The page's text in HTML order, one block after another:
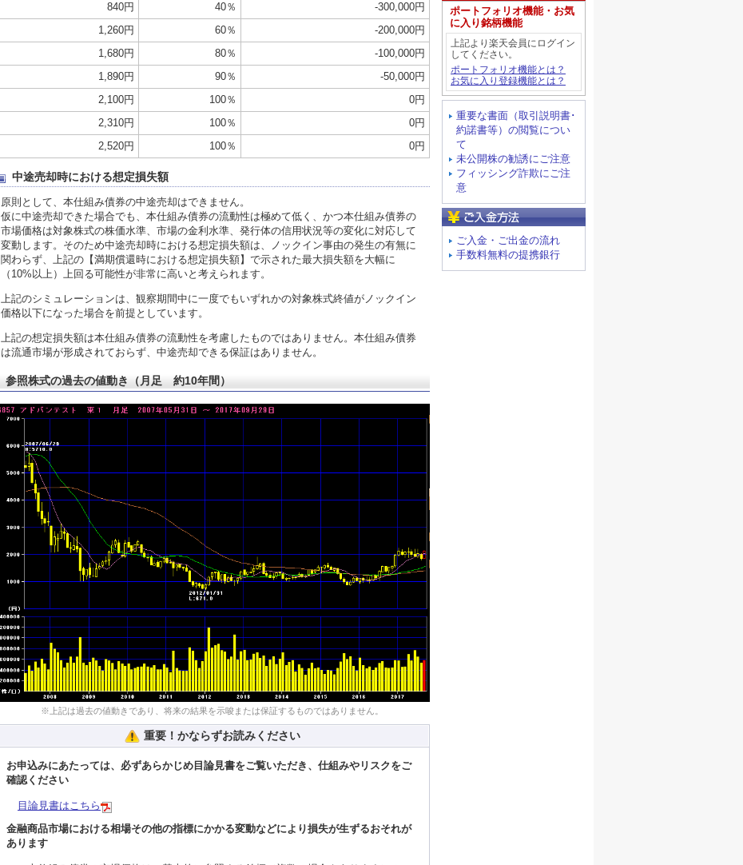
840円
40％
-300,000円
1,260円
60％
-200,000円
1,680円
80％
-100,000円
1,890円
90％
-50,000円
2,100円
100％
0円
2,310円
100％
0円
2,520円
100％ 0円
中途売却時における想定損失額
原則として、本仕組み債券の中途売却はできません。
仮に中途売却できた場合でも、本仕組み債券の流動性は極めて低く、かつ本仕組み債券の
市場価格は対象株式の株価水準、市場の金利水準、発行体の信用状況等の変化に対応して
変動します。そのため中途売却時における想定損失額は、ノックイン事由の発生の有無に
関わらず、上記の【満期償還時における想定損失額】で示された最大損失額を大幅に
（10%以上）上回る可能性が非常に高いと考えられます。
上記のシミュレーションは、観察期間中に一度でもいずれかの対象株式終値がノックイン
価格以下になった場合を前提としています。
上記の想定損失額は本仕組み債券の流動性を考慮したものではありません。本仕組み債券
は流通市場が形成されておらず、中途売却できる保証はありません。
参照株式の過去の値動き（月足 約10年間）
※上記は過去の値動きであり、将来の結果を示唆または保証するものではありません。
重要！かならずお読みください
お申込みにあたっては、必ずあらかじめ目論見書をご覧いただき、仕組みやリスクをご
確認ください
目論見書はこちら
金融商品市場における相場その他の指標にかかる変動などにより損失が生ずるおそれが
あります
ポートフォリオ機能・お気
に入り銘柄機能
上記より楽天会員にログイン
してください。
ポートフォリオ機能とは？
お気に入り登録機能とは？
重要な書面（取引説明書･
約諾書等）の閲覧につい
て
未公開株の勧誘にご注意
フィッシング詐欺にご注
意
ご入金・ご出金の流れ
手数料無料の提携銀行